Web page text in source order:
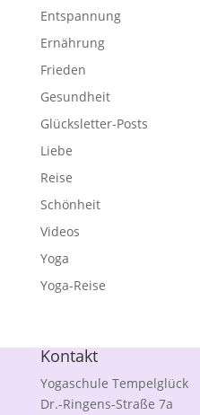
Entspannung
Ernährung
Frieden
Gesundheit
Glücksletter-Posts
Liebe
Reise
Schönheit
Videos
Yoga
Yoga-Reise
Kontakt
Yogaschule Tempelglück
Dr.-Ringens-Straße 7a